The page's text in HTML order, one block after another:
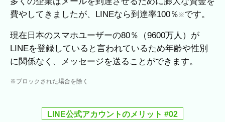
費やしてきましたが、LINEなら到達率100％※です。
現在日本のスマホユーザーの80％（9600万人）が
LINEを登録していると言われているため年齢や性別
に関係なく、メッセージを送ることができます。
※ブロックされた場合を除く
LINE公式アカウントのメリット #02